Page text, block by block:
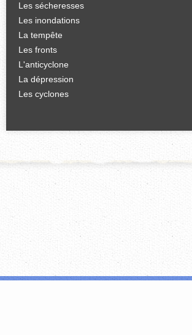
Les sécheresses
Les inondations
La tempête
Les fronts
L'anticyclone
La dépression
Les cyclones